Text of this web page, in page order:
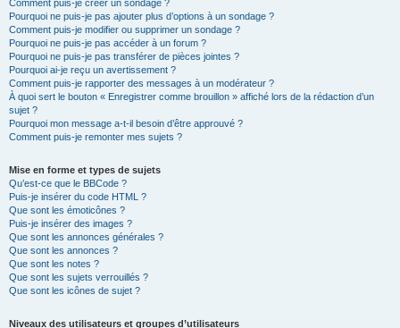
Comment puis-je créer un sondage ?
Pourquoi ne puis-je pas ajouter plus d’options à un sondage ?
Comment puis-je modifier ou supprimer un sondage ?
Pourquoi ne puis-je pas accéder à un forum ?
Pourquoi ne puis-je pas transférer de pièces jointes ?
Pourquoi ai-je reçu un avertissement ?
Comment puis-je rapporter des messages à un modérateur ?
À quoi sert le bouton « Enregistrer comme brouillon » affiché lors de la rédaction d’un
sujet ?
Pourquoi mon message a-t-il besoin d’être approuvé ?
Comment puis-je remonter mes sujets ?
Mise en forme et types de sujets
Qu’est-ce que le BBCode ?
Puis-je insérer du code HTML ?
Que sont les émoticônes ?
Puis-je insérer des images ?
Que sont les annonces générales ?
Que sont les annonces ?
Que sont les notes ?
Que sont les sujets verrouillés ?
Que sont les icônes de sujet ?
Niveaux des utilisateurs et groupes d’utilisateurs